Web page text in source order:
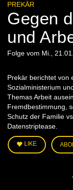
PREKÄR
Gegen
und
Folge vom Mi.,
Prekär berichtet von
Sozialministerium
Themas Arbeit
Fremdbestimmung,
Schutz der Familie
Datenstriptease.
LIKE